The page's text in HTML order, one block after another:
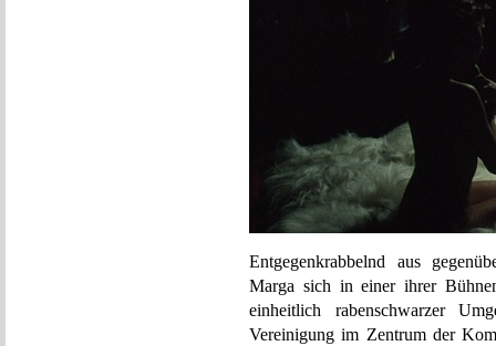
Entgegenkrabbelnd aus
Marga sich in einer ihrer
einheitlich rabenschwarzer
Vereinigung im Zentrum der